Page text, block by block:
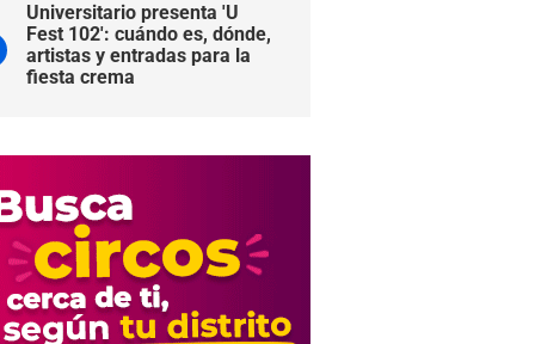
Universitario presenta 'U
Fest 102': cuándo es, dónde,
artistas y entradas para la
fiesta crema